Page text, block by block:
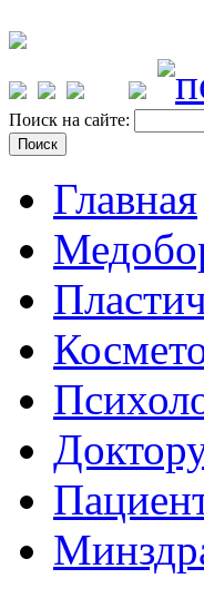
Поиск на сайте:
Главная